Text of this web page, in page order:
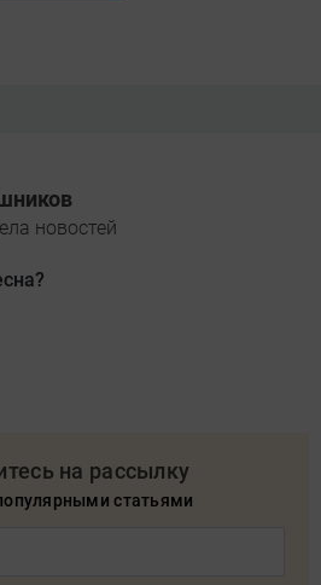
новостей
на рассылку
статьями